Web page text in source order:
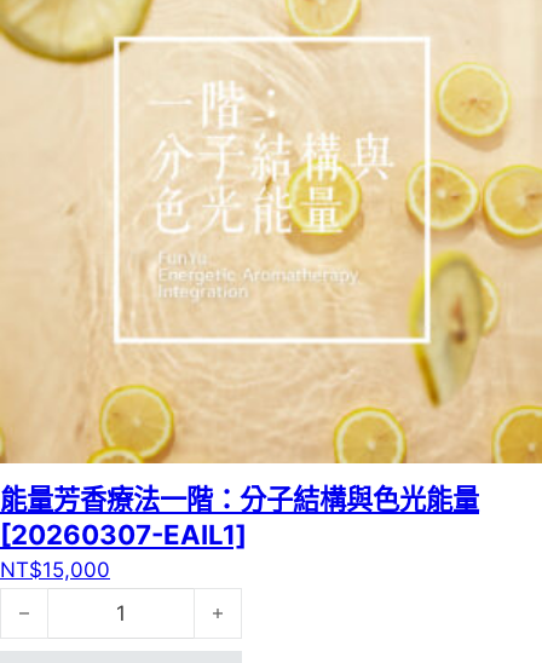
能量芳香療法一階：分子結構與色光能量
[20260307-EAIL1]
NT$15,000
能量芳香療法一階：分子結構與色光能量[20260307-